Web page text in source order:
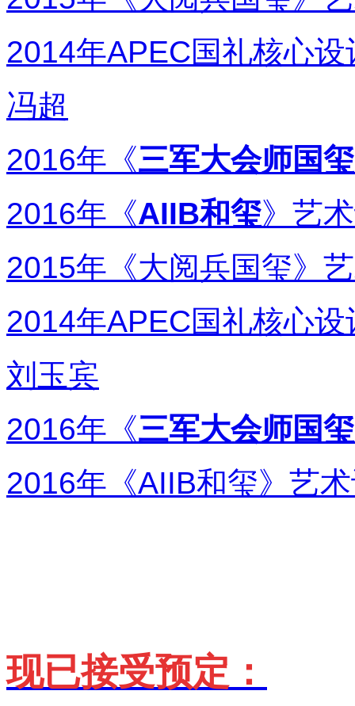
2014年APEC国礼核心设
冯超
2016年《三军大会师国玺
2016年《AIIB和玺》艺
2015年《大阅兵国玺》
2014年APEC国礼核心设
刘玉宾
2016年《三军大会师国玺
2016年《AIIB和玺》艺
现已接受预定：